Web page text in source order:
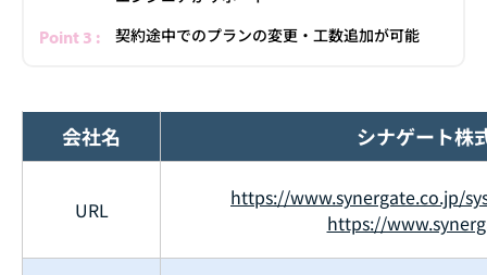
契約途中でのプランの変更・工数追加が可能
会社名 シナゲート株
URL
https://www.synergate.co.jp/
https://